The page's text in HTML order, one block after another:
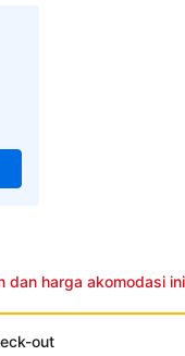
dan harga akomodasi ini
out